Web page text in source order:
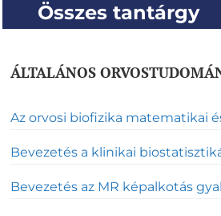
Összes tantárgy
ÁLTALÁNOS
Az orvosi biofizika matematikai
Bevezetés a klinikai
Bevezetés az MR képalkotás